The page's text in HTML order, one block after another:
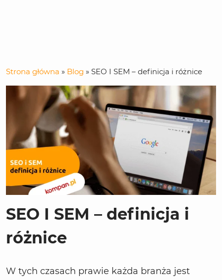
Strona główna » Blog » SEO I SEM – definicja i różnice
SEO I SEM – definicja i
różnice
W tych czasach prawie każda branża jest